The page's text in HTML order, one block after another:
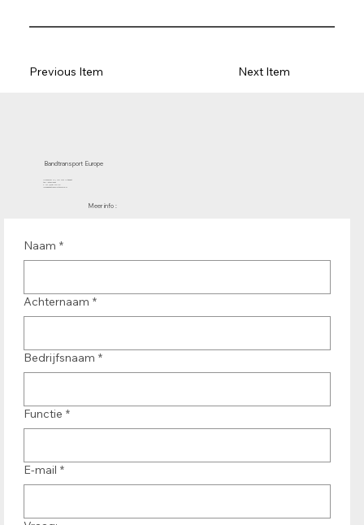
Next Item
Previous Item
Bandtransport Europe
Meer info :
Naam *
Achternaam *
Bedrijfsnaam *
Functie *
E-mail *